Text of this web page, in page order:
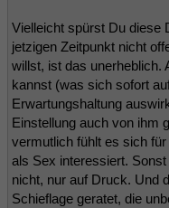
Vielleicht spürst Du diese
jetzigen Zeitpunkt nicht
willst, ist das unerheblich.
kannst (was sich sofort
Erwartungshaltung
Einstellung auch von ihm
vermutlich fühlt es sich
als Sex interessiert.
nicht, nur auf Druck. Und
Schieflage geratet, die